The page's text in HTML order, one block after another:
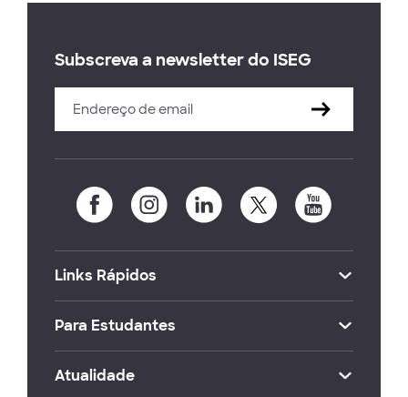
Subscreva a newsletter do ISEG
Links Rápidos
Para Estudantes
Atualidade